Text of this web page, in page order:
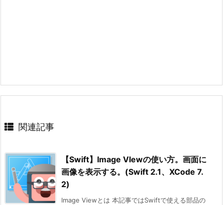
関連記事
【Swift】Image VIewの使い方。画面に
画像を表示する。(Swift 2.1、XCode 7.
2)
Image Viewとは 本記事ではSwiftで使える部品の